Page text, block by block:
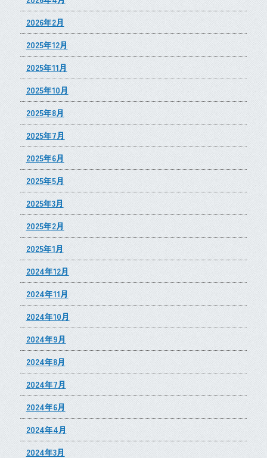
2026年2月
2025年12月
2025年11月
2025年10月
2025年8月
2025年7月
2025年6月
2025年5月
2025年3月
2025年2月
2025年1月
2024年12月
2024年11月
2024年10月
2024年9月
2024年8月
2024年7月
2024年6月
2024年4月
2024年3月